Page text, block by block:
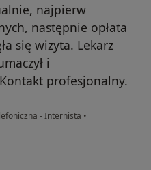
najpierw
następnie opłata
się wizyta. Lekarz
i
profesjonalny.
- Internista •